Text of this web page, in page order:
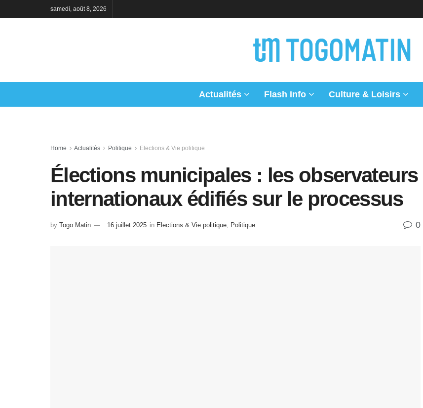
samedi, août 8, 2026
Actualités Flash Info Culture & Loisirs
Home Actualités Politique Elections & Vie politique
Élections municipales : les observateurs
internationaux édifiés sur le processus
by Togo Matin 16 juillet 2025 in Elections & Vie politique Politique 0